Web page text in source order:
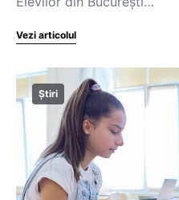
Vezi articolul
Știri